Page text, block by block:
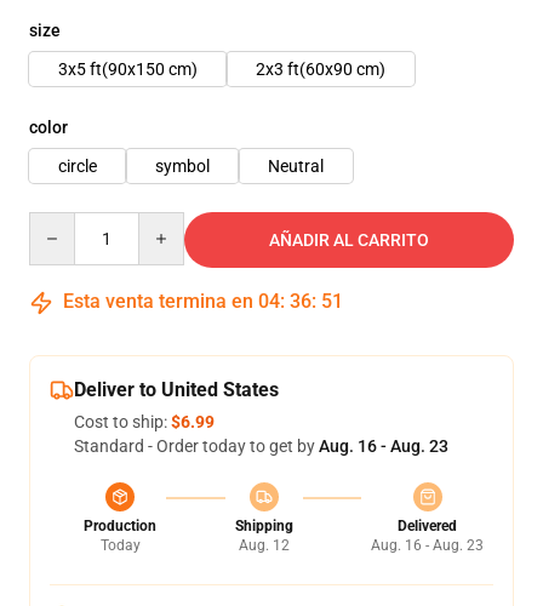
size
3x5 ft(90x150 cm)
2x3 ft(60x90 cm)
color
circle
symbol Neutral
AÑADIR AL CARRITO
Esta venta termina en 04: 36: 51
Deliver to United States
Cost to ship:$6.99
Standard - Order today to get byAug. 16 - Aug. 23
Production
Today
Shipping
Aug. 12
Delivered
Aug. 16 - Aug. 23